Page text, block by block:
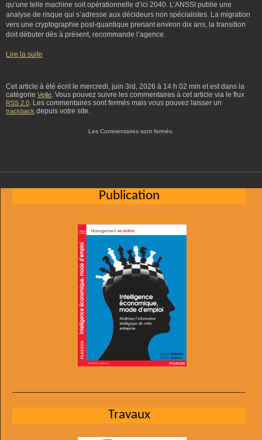
qu’une telle machine soit opérationnelle d’ici 2040. L’ANSSI publie une
analyse de risque qui s’adresse aux décideurs non spécialistes. La migration
vers une cryptographie post-quantique prenant environ dix ans, la transition
doit débuter dès à présent, recommande l’agence.
Lire la suite
Cet article à été écrit le mercredi, juin 3rd, 2026 à 14 h 02 min et est dans la
catégorie Veille. Vous pouvez suivre les commentaires à cet article via le flux
RSS 2.0. Les commentaires sont fermés mais vous pouvez laisser un
trackback depuis votre site.
Les Commentaires sont fermés.
Publication
Travaux